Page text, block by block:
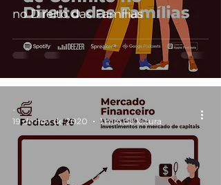
no Direito das Famílias
-
19 de nov. de 2020
1 min de leitura